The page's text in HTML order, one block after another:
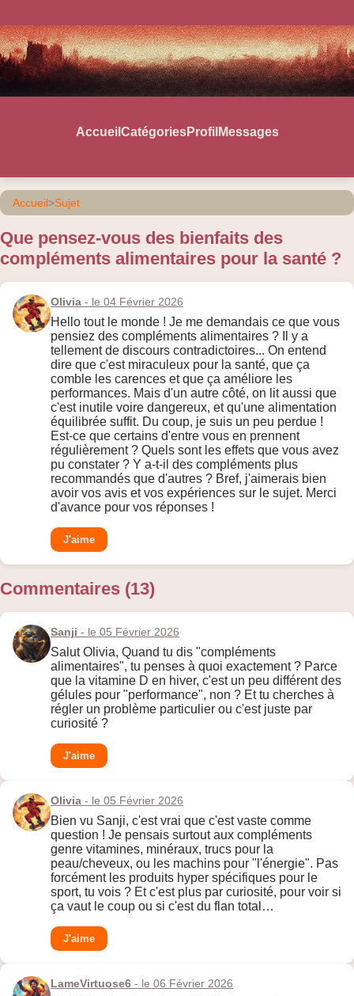
Accueil CatégoriesProfil Messages
Accueil>Sujet
Que pensez-vous des bienfaits des
compléments alimentaires pour la santé ?
Olivia - le 04 Février 2026
Hello tout le monde ! Je me demandais ce que vous
pensiez des compléments alimentaires ? Il y a
tellement de discours contradictoires... On entend
dire que c'est miraculeux pour la santé, que ça
comble les carences et que ça améliore les
performances. Mais d'un autre côté, on lit aussi que
c'est inutile voire dangereux, et qu'une alimentation
équilibrée suffit. Du coup, je suis un peu perdue !
Est-ce que certains d'entre vous en prennent
régulièrement ? Quels sont les effets que vous avez
pu constater ? Y a-t-il des compléments plus
recommandés que d'autres ? Bref, j'aimerais bien
avoir vos avis et vos expériences sur le sujet. Merci
d'avance pour vos réponses !
J'aime
Commentaires (13)
Sanji - le 05 Février 2026
Salut Olivia, Quand tu dis "compléments
alimentaires", tu penses à quoi exactement ? Parce
que la vitamine D en hiver, c'est un peu différent des
gélules pour "performance", non ? Et tu cherches à
régler un problème particulier ou c'est juste par
curiosité ?
J'aime
Olivia - le 05 Février 2026
Bien vu Sanji, c'est vrai que c'est vaste comme
question ! Je pensais surtout aux compléments
genre vitamines, minéraux, trucs pour la
peau/cheveux, ou les machins pour "l'énergie". Pas
forcément les produits hyper spécifiques pour le
sport, tu vois ? Et c'est plus par curiosité, pour voir si
ça vaut le coup ou si c'est du flan total…
J'aime
LameVirtuose6 - le 06 Février 2026